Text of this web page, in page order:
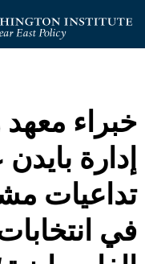
معهد واشنطن لسياسات
خبراء
إدارة
تداعيات
في